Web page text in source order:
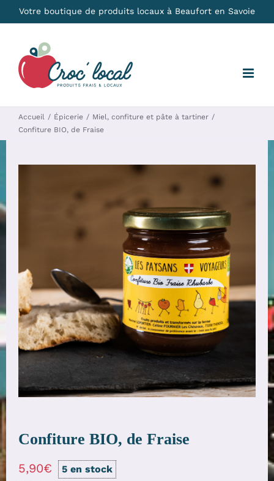
Passer
au
Votre boutique de produits locaux à Beaufort en Savoie
Accueil Épicerie
Miel, confiture et pâte à tartiner
Confiture BIO, de Fraise
Confiture BIO, de Fraise
5,90€
5 en stock